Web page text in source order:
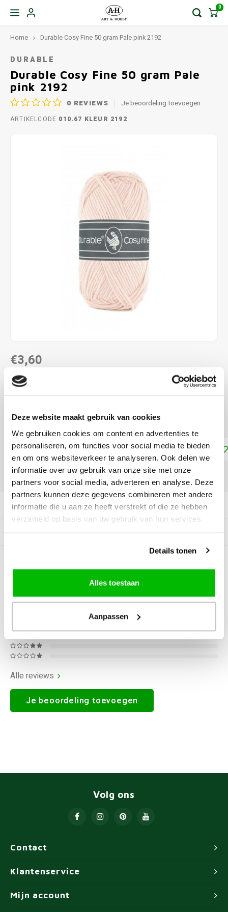
Deze website maakt gebruik van cookies
We gebruiken cookies om content en advertenties te
personaliseren, om functies voor social media te bieden
en om ons websiteverkeer te analyseren. Ook delen we
informatie over uw gebruik van onze site met onze
partners voor social media, adverteren en analyse. Deze
partners kunnen deze gegevens combineren met andere
informatie die u aan ze heeft verstrekt of die ze hebben
verzameld op basis van uw gebruik van hun services.
Details tonen
Alles toestaan
Aanpassen
0
Home Durable Cosy Fine 50 gram Pale pink 2192
DURABLE
Durable Cosy Fine 50 gram Pale
pink 2192
0 REVIEWS Je beoordeling toevoegen
ARTIKELCODE 010.67 KLEUR 2192
€3,60
DIRECT LEVERBAAR
meer
Toevoegen aan winkelwagen
Productomschrijving
0Reviews
Alle reviews
Je beoordeling toevoegen
Contact
Volg ons
Klantenservice
Mijn account